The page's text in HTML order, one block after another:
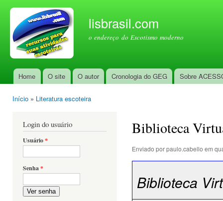
lisbrasil.com
o endereço do Escotismo moderno
Menu principal
Home O site O autor Cronologia do GEG Sobre
Início » Literatura escoteira
Login do usuário
Usuário*
Senha*
Ver senha
Biblioteca
Enviado porpaulo.cabello em
Biblioteca